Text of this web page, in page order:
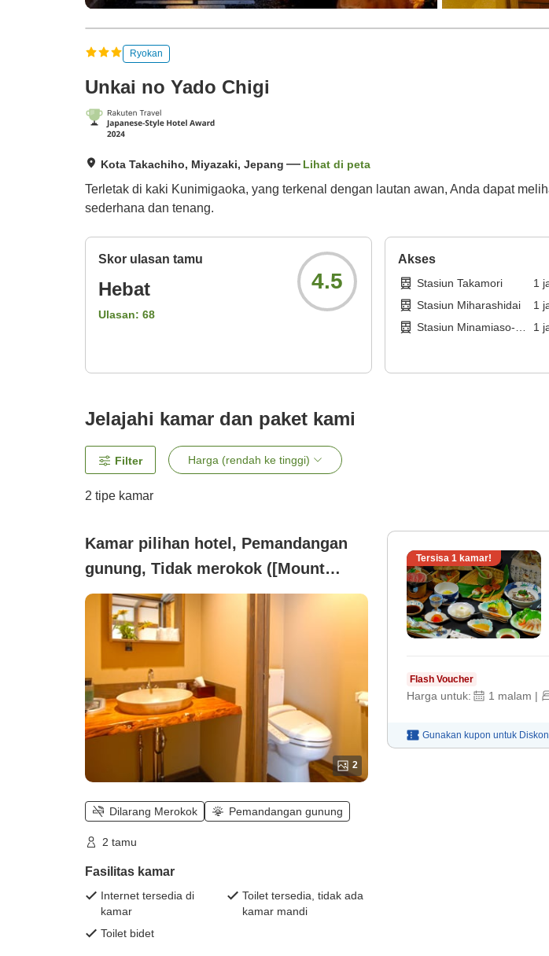
Ryokan
Unkai no Yado Chigi
Kota Takachiho, Miyazaki, Jepang Lihat di peta
Terletak di kaki Kunimigaoka, yang terkenal dengan lautan awan, Anda dapat
sederhana dan tenang.
Skor ulasan tamu
Hebat
Ulasan: 68
4.5
Akses
Stasiun Takamori 1
Stasiun Miharashidai
1
Stasiun Minamiaso-
1
Jelajahi kamar dan paket kami
Filter Harga (rendah ke tinggi)
2 tipe kamar
Kamar pilihan hotel, Pemandangan
gunung, Tidak merokok ([Mount
View] (bebas asap rokok) pilihan)
2
Dilarang Merokok Pemandangan gunung
2 tamu
Fasilitas kamar
Internet tersedia di
kamar
Toilet tersedia, tidak ada
kamar mandi
Toilet bidet
Tersisa 1 kamar!
Flash Voucher
Harga untuk: 1 malam |
Gunakan kupon untuk Diskon